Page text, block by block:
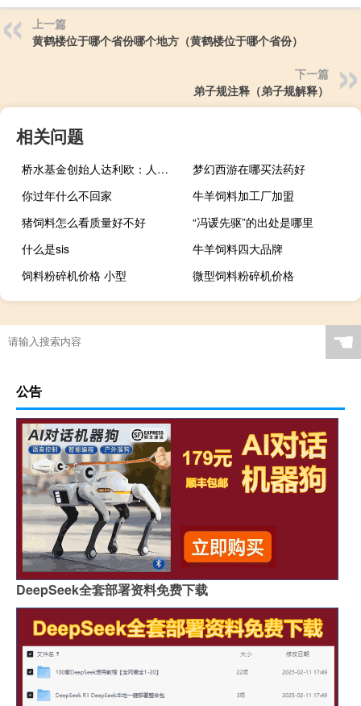
上一篇
黄鹤楼位于哪个省份哪个地方（黄鹤楼位于哪个省份）
下一篇
弟子规注释（弟子规解释）
相关问题
桥水基金创始人达利欧：人工智能可以产生“巨大的生产力影响”
梦幻西游在哪买法药好
你过年什么不回家
牛羊饲料加工厂加盟
猪饲料怎么看质量好不好
“冯谖先驱”的出处是哪里
什么是sis
牛羊饲料四大品牌
饲料粉碎机价格 小型
微型饲料粉碎机价格
☚
公告
DeepSeek全套部署资料免费下载